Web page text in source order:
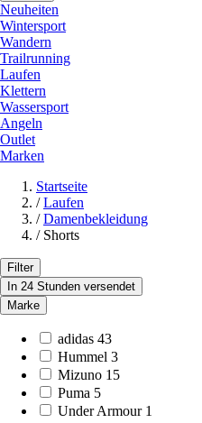
Neuheiten
Wintersport
Wandern
Trailrunning
Laufen
Klettern
Wassersport
Angeln
Outlet
Marken
Startseite
/ Laufen
/ Damenbekleidung
/ Shorts
Filter
In 24 Stunden versendet
Marke
adidas 43
Hummel 3
Mizuno 15
Puma 5
Under Armour 1